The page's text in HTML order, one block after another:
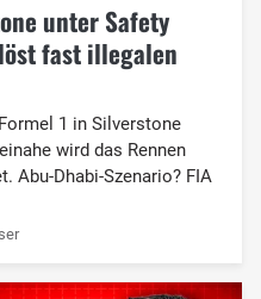
unter Safety
fast illegalen
1 in Silverstone
wird das Rennen
Abu-Dhabi-Szenario? FIA